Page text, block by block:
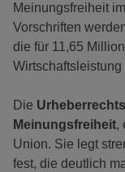
Meinungsfreiheit
Vorschriften
die für 11,65
Wirtschaftsleistung
Die
Meinungsfreiheit,
Union. Sie legt
fest, die deutlich